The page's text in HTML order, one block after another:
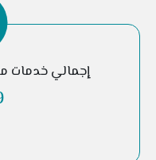
إجمالي خدمات